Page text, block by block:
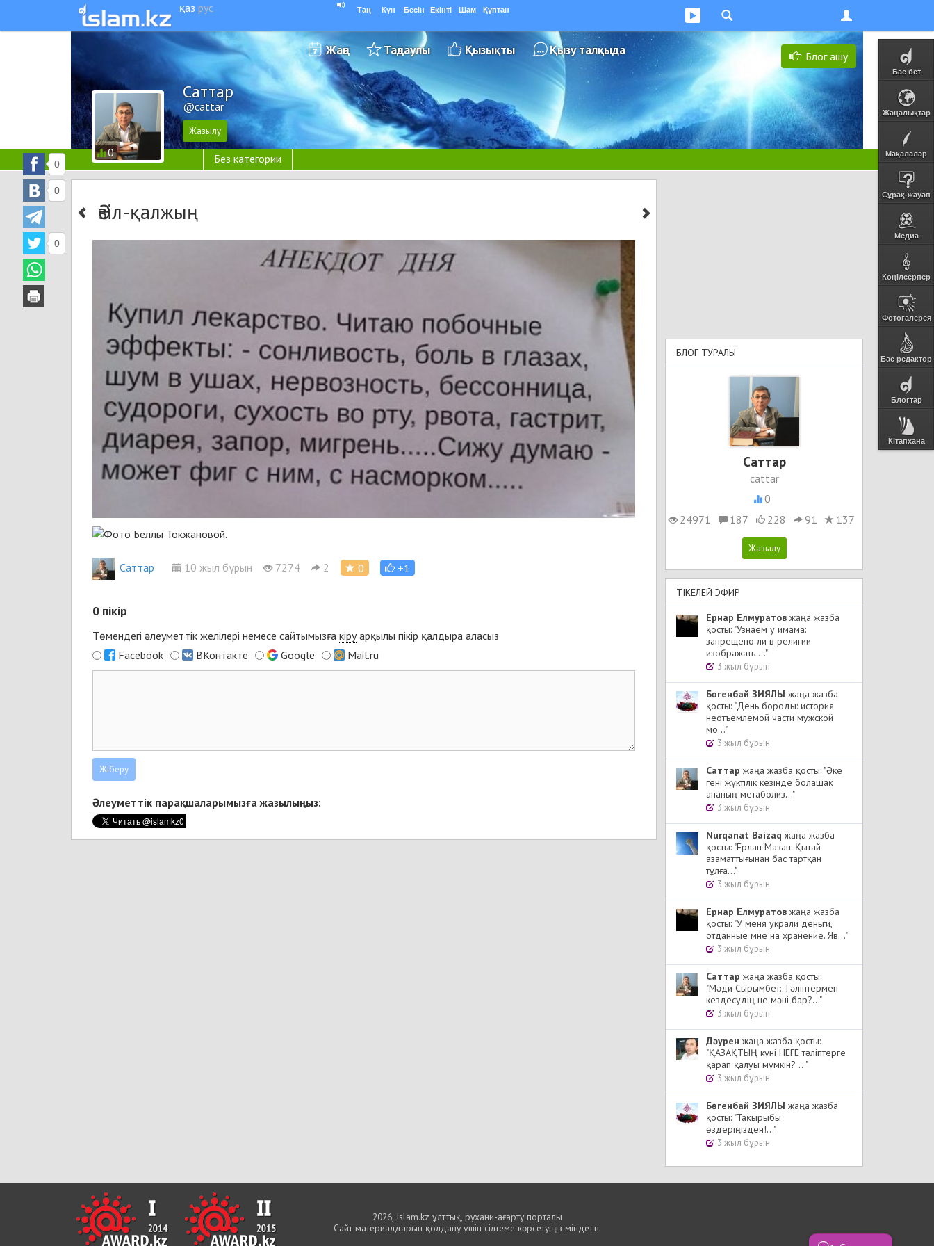
қаз рус Таң Күн Бесін Екінті Шам Құптан
Бас бет
Жаңалықтар
Мақалалар
Сұрақ-жауап
Медиа
Көңілсерпер
Фотогалерея
Бас редактор
Блогтар
Кітапхана
Блог ашу
Жаңа Таңдаулы Қызықты Қызу талқыда
0
Cаттар
@cattar
Без категории
Әзіл-қалжың
0
0
0
Cаттар 10 жыл бұрын 7274 2 0 +1
0 пікір
Төмендегі әлеуметтік желілері немесе сайтымызға кіруарқылы пікір қалдыра аласыз
Facebook
ВКонтакте Google Mail.ru
Әлеуметтік парақшаларымызға жазылыңыз:
БЛОГ ТУРАЛЫ
Cаттар
cattar
0
24971
187 228 91 137
ТІКЕЛЕЙ ЭФИР
Ернар Елмуратов жаңа жазба
қосты: "Узнаем у имама:
запрещено ли в религии
изображать ..."
3 жыл бұрын
Бөгенбай ЗИЯЛЫ жаңа жазба
қосты: "День бороды: история
неотъемлемой части мужской
мо..."
3 жыл бұрын
Cаттар жаңа жазба қосты: "Әке
гені жүктілік кезінде болашақ
ананың метаболиз..."
3 жыл бұрын
Nurqanat Baizaq жаңа жазба
қосты: "Ерлан Мазан: Қытай
азаматтығынан бас тартқан
тұлға..."
3 жыл бұрын
Ернар Елмуратов жаңа жазба
қосты: "У меня украли деньги,
отданные мне на хранение. Яв..."
3 жыл бұрын
Cаттар жаңа жазба қосты:
"Мәди Сырымбет: Тәліптермен
кездесудің не мәні бар?..."
3 жыл бұрын
Дәурен жаңа жазба қосты:
"ҚАЗАҚТЫҢ күні НЕГЕ тәліптерге
қарап қалуы мүмкін? ..."
3 жыл бұрын
Бөгенбай ЗИЯЛЫ жаңа жазба
қосты: "Тақырыбы
өздеріңізден!..."
3 жыл бұрын
2026, Islam.kz ұлттық, рухани-ағарту порталы
Сайт материалдарын қолдану үшін сілтеме көрсетуіңіз міндетті.